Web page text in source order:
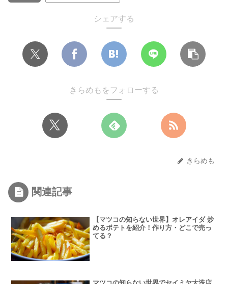
シェアする
きらめもをフォローする
きらめも
関連記事
【マツコの知らない世界】オレアイダ 炒
めるポテトを紹介！作り方・どこで売っ
てる？